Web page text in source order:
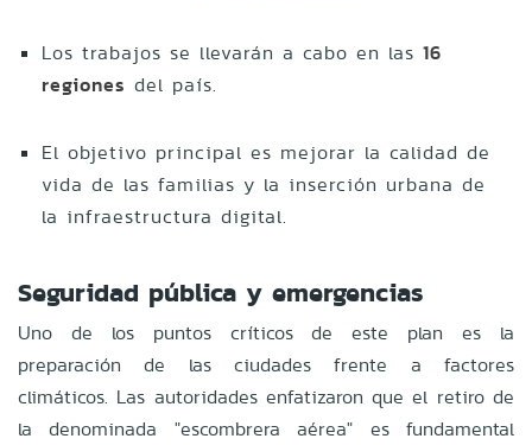
Los trabajos se llevarán a cabo en las 16
regiones del país.
El objetivo principal es mejorar la calidad de
vida de las familias y la inserción urbana de
la infraestructura digital.
Seguridad pública y emergencias
Uno de los puntos críticos de este plan es la
preparación de las ciudades frente a factores
climáticos. Las autoridades enfatizaron que el retiro de
la denominada "escombrera aérea" es fundamental